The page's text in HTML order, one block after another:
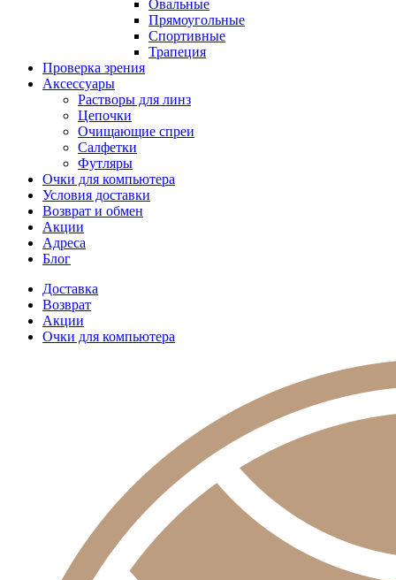
Овальные
Прямоугольные
Спортивные
Трапеция
Проверка зрения
Аксессуары
Растворы для линз
Цепочки
Очищающие спреи
Салфетки
Футляры
Очки для компьютера
Условия доставки
Возврат и обмен
Акции
Адреса
Блог
Доставка
Возврат
Акции
Очки для компьютера